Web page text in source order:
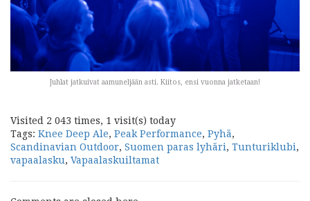
Juhlat jatkuivat aamuneljään asti. Kiitos, ensi vuonna jatketaan!
Visited 2 043 times, 1 visit(s) today
Tags: Knee Deep Ale, Peak Performance, Pyhä,
Scandinavian Outdoor, Suomen paras lyhäri, Tunturiklubi,
vapaalasku, Vapaalaskuiltamat